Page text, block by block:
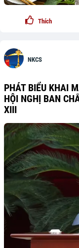
Thích
NKCS
PHÁT BIỂU KHAI
HỘI NGHỊ BAN
XIII